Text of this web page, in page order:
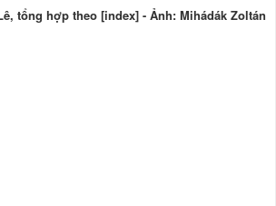
tổng hợp theo [index] - Ảnh: Mihádák Zoltán